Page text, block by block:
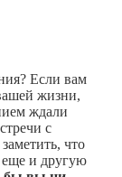
Если вам
жизни,
ждали
с
что
и другую